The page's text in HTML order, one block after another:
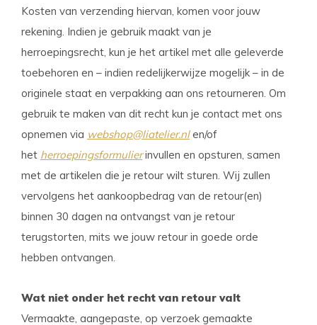
Kosten van verzending hiervan, komen voor jouw
rekening. Indien je gebruik maakt van je
herroepingsrecht, kun je het artikel met alle geleverde
toebehoren en – indien redelijkerwijze mogelijk – in de
originele staat en verpakking aan ons retourneren. Om
gebruik te maken van dit recht kun je contact met ons
opnemen via webshop@liatelier.nlen/of
het herroepingsformulierinvullen en opsturen, samen
met de artikelen die je retour wilt sturen. Wij zullen
vervolgens het aankoopbedrag van de retour(en)
binnen 30 dagen na ontvangst van je retour
terugstorten, mits we jouw retour in goede orde
hebben ontvangen.
Wat niet onder het recht van retour valt
Vermaakte, aangepaste, op verzoek gemaakte